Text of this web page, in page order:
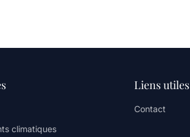
climatiques
Liens utiles
Contact